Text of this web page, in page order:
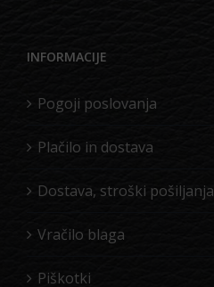
INFORMACIJE
Pogoji poslovanja
Plačilo in dostava
Dostava, stroški pošiljanja
Vračilo blaga
Piškotki